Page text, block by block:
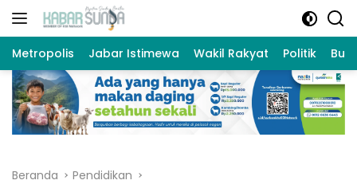
Langsung
Metropolis Jabar Istimewa Wakil Rakyat Politik
Beranda Pendidikan